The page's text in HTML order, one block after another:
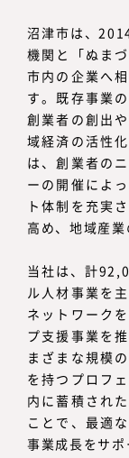
沼津市は、
機関と「ぬま
市内の企業へ
す。既存事業
創業者の創出
域経済の活性
は、創業者の
ーの開催によ
ト体制を充実
高め、地域産業
当社は、計
ル人材事業を
ネットワーク
プ支援事業を
まざまな規模
を持つプロフ
内に蓄積され
ことで、最適
事業成長をサポ